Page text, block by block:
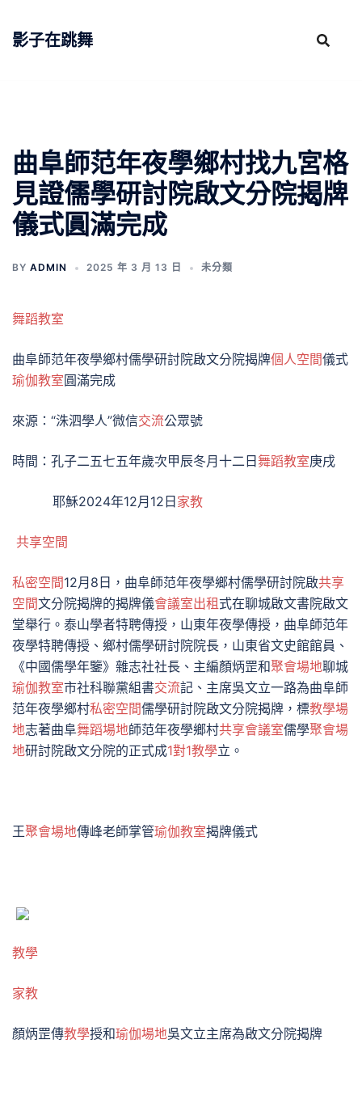
影子在跳舞
曲阜師范年夜學鄉村找九宮格
見證儒學研討院啟文分院揭牌
儀式圓滿完成
BY ADMIN 2025 年 3 月 13 日 未分類
舞蹈教室
曲阜師范年夜學鄉村儒學研討院啟文分院揭牌個人空間儀式
瑜伽教室圓滿完成
來源：“洙泗學人”微信交流公眾號
時間：孔子二五七五年歲次甲辰冬月十二日 舞蹈教室庚戌
耶穌2024年12月12日 家教
共享空間
私密空間12月8日，曲阜師范年夜學鄉村儒學研討院啟共享
空間文分院揭牌的揭牌儀會議室出租式在聊城啟文書院啟文
堂舉行。泰山學者特聘傳授，山東年夜學傳授，曲阜師范年
夜學特聘傳授、鄉村儒學研討院院長，山東省文史館館員、
《中國儒學年鑒》雜志社社長、主編顏炳罡和聚會場地聊城
瑜伽教室市社科聯黨組書交流記、主席吳文立一路為曲阜師
范年夜學鄉村私密空間儒學研討院啟文分院揭牌，標教學場
地志著曲阜舞蹈場地師范年夜學鄉村共享會議室儒學聚會場
地研討院啟文分院的正式成1對1教學立。
王聚會場地傳峰老師掌管瑜伽教室揭牌儀式
教學
家教
顏炳罡傳教學授和瑜伽場地吳文立主席為啟文分院揭牌